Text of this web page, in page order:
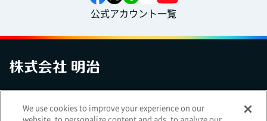
公式アカウント一覧
アクセシビリティへの対応方針ご利用規約明治グループのDX
We use cookies to improve your experience on our